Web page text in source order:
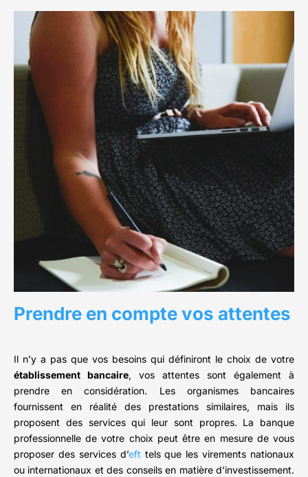
Prendre en compte vos attentes
Il n’y a pas que vos besoins qui définiront le choix de votre
établissement bancaire, vos attentes sont également à
prendre en considération. Les organismes bancaires
fournissent en réalité des prestations similaires, mais ils
proposent des services qui leur sont propres. La banque
professionnelle de votre choix peut être en mesure de vous
proposer des services d’efttels que les virements nationaux
ou internationaux et des conseils en matière d’investissement.